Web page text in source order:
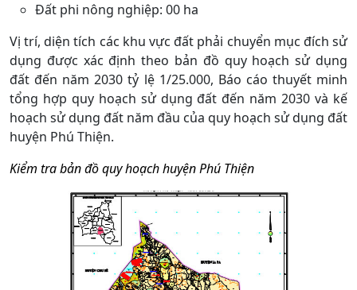
Đất phi nông nghiệp: 00 ha
Vị trí, diện tích các khu vực đất phải chuyển mục đích sử
dụng được xác định theo bản đồ quy hoạch sử dụng
đất đến năm 2030 tỷ lệ 1/25.000, Báo cáo thuyết minh
tổng hợp quy hoạch sử dụng đất đến năm 2030 và kế
hoạch sử dụng đất năm đầu của quy hoạch sử dụng đất
huyện Phú Thiện.
Kiểm tra bản đồ quy hoạch huyện Phú Thiện